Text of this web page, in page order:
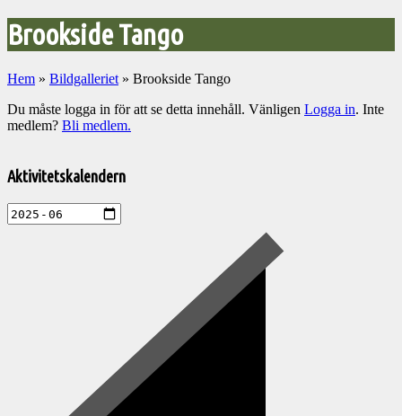
Brookside Tango
Hem » Bildgalleriet » Brookside Tango
Du måste logga in för att se detta innehåll. Vänligen Logga in. Inte
medlem? Bli medlem.
till
aktiviteter
Aktivitetskalendern